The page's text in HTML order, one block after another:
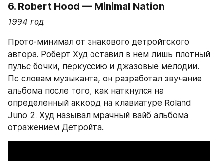
6. Robert Hood — Minimal Nation
1994 год
Прото-минимал от знакового детройтского
автора. Роберт Худ оставил в нем лишь плотный
пульс бочки, перкуссию и джазовые мелодии.
По словам музыканта, он разработал звучание
альбома после того, как наткнулся на
определенный аккорд на клавиатуре Roland
Juno 2. Худ называл мрачный вайб альбома
отражением Детройта.